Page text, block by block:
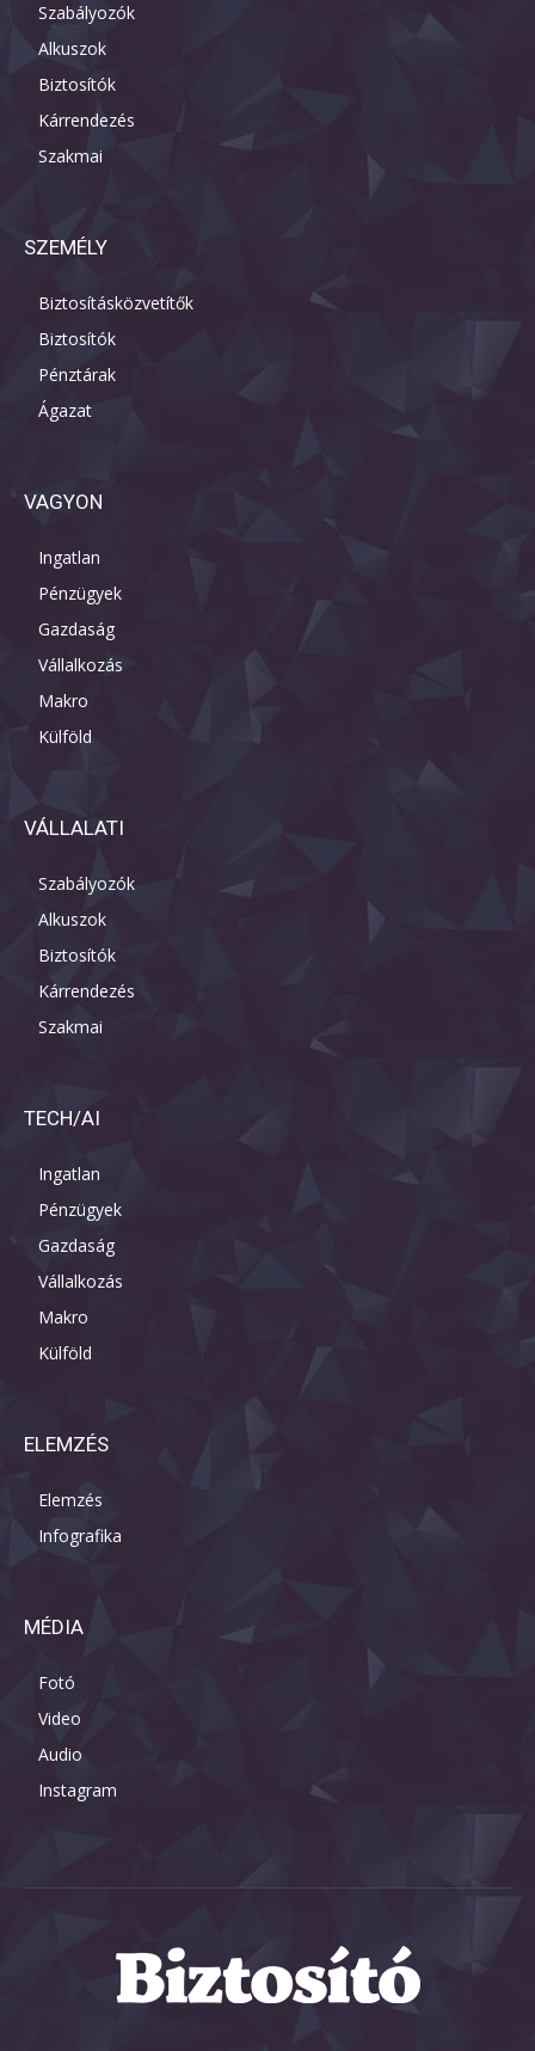
Szabályozók
Alkuszok
Biztosítók
Kárrendezés
Szakmai
SZEMÉLY
Biztosításközvetítők
Biztosítók
Pénztárak
Ágazat
VAGYON
Ingatlan
Pénzügyek
Gazdaság
Vállalkozás
Makro
Külföld
VÁLLALATI
Szabályozók
Alkuszok
Biztosítók
Kárrendezés
Szakmai
TECH/AI
Ingatlan
Pénzügyek
Gazdaság
Vállalkozás
Makro
Külföld
ELEMZÉS
Elemzés
Infografika
MÉDIA
Fotó
Video
Audio
Instagram